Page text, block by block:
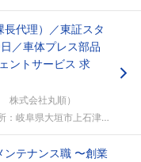
長代理）／東証スタ
／車体プレス部品
ントサービス 求
株式会社丸順）
阜県大垣市上石津町乙坂1...
ンテナンス職 〜創業